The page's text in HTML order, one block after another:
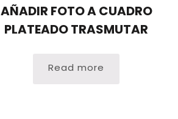
AÑADIR FOTO A CUADRO
PLATEADO TRASMUTAR
Read more